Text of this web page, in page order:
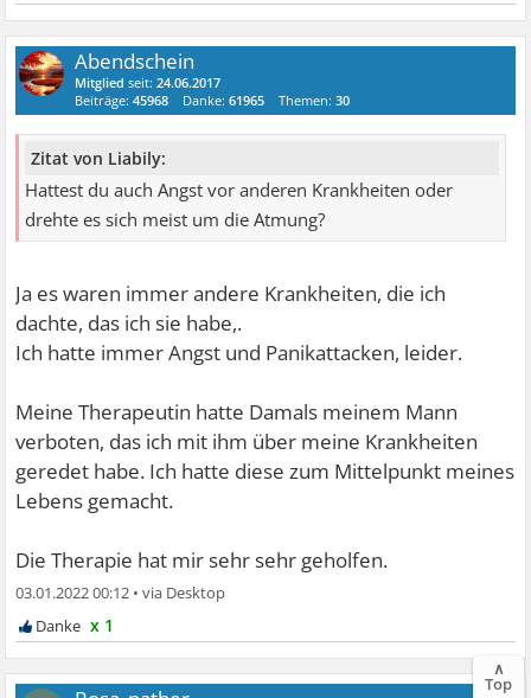
Abendschein
Mitglied seit:24.06.2017
Beiträge:45968 Danke:61965 Themen:30
Zitat von Liabily:
Hattest du auch Angst vor anderen Krankheiten oder
drehte es sich meist um die Atmung?
Ja es waren immer andere Krankheiten, die ich
dachte, das ich sie habe,.
Ich hatte immer Angst und Panikattacken, leider.
Meine Therapeutin hatte Damals meinem Mann
verboten, das ich mit ihm über meine Krankheiten
geredet habe. Ich hatte diese zum Mittelpunkt meines
Lebens gemacht.
Die Therapie hat mir sehr sehr geholfen.
03.01.2022 00:12 •
x 1
∧
Top